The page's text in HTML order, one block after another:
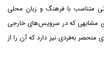
متناسب با فرهنگ و زبان محلی
مشابهی که در سرویس‌های خارجی
به‌فردی نیز دارد که آن را از